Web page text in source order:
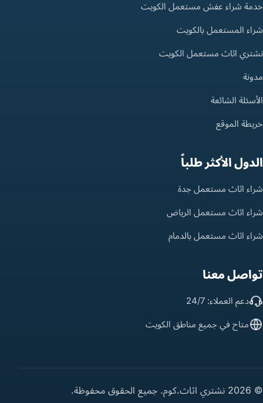
خدمة شراء عفش مستعمل الكويت
شراء المستعمل بالكويت
نشتري اثاث مستعمل الكويت
مدونة
الأسئلة الشائعة
خريطة الموقع
الدول الأكثر طلباً
شراء اثاث مستعمل جدة
شراء اثاث مستعمل الرياض
شراء اثاث مستعمل بالدمام
تواصل معنا
دعم العملاء: 24/7
متاح في جميع مناطق الكويت
© 2026 نشتري اثاث.كوم. جميع الحقوق محفوظة.